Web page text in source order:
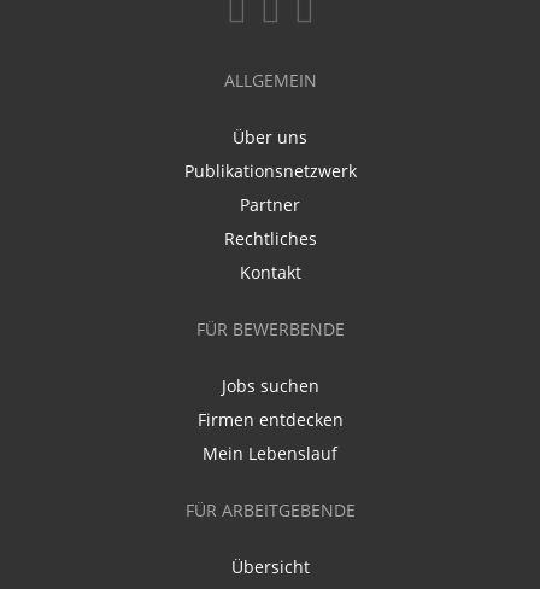
ALLGEMEIN
Über uns
Publikationsnetzwerk
Partner
Rechtliches
Kontakt
FÜR BEWERBENDE
Jobs suchen
Firmen entdecken
Mein Lebenslauf
FÜR ARBEITGEBENDE
Übersicht